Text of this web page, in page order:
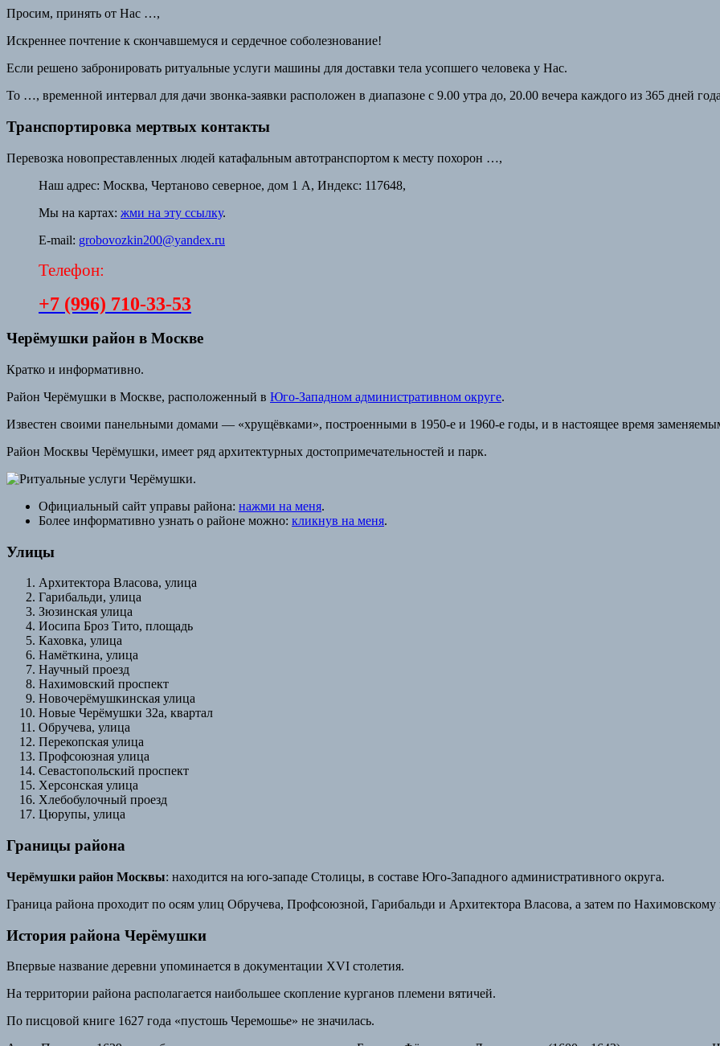
Просим, принять от Нас …,
Искреннее почтение к скончавшемуся и сердечное соболезнование!
Если решено забронировать ритуальные услуги машины для доставки тела усопшего человека у Нас.
То …, временной интервал для дачи звонка-заявки расположен в диапазоне с 9.00 утра до, 20.00 вечера каждого из 365 дней
Транспортировка мертвых контакты
Перевозка новопреставленных людей катафальным автотранспортом к месту похорон …,
Наш адрес: Москва, Чертаново северное, дом 1 А, Индекс: 117648,
Мы на картах: жми на эту ссылку.
E-mail: grobovozkin200@yandex.ru
Телефон:
+7 (996) 710-33-53
Черёмушки район в Москве
Кратко и информативно.
Район Черёмушки в Москве, расположенный в Юго-Западном административном округе.
Известен своими панельными домами — «хрущёвками», построенными в 1950-е и 1960-е годы, и в настоящее время
Район Москвы Черёмушки, имеет ряд архитектурных достопримечательностей и парк.
Официальный сайт управы района: нажми на меня.
Более информативно узнать о районе можно: кликнув на меня.
Улицы
Архитектора Власова, улица
Гарибальди, улица
Зюзинская улица
Иосипа Броз Тито, площадь
Каховка, улица
Намёткина, улица
Научный проезд
Нахимовский проспект
Новочерёмушкинская улица
Новые Черёмушки 32а, квартал
Обручева, улица
Перекопская улица
Профсоюзная улица
Севастопольский проспект
Херсонская улица
Хлебобулочный проезд
Цюрупы, улица
Границы района
Черёмушки район Москвы: находится на юго-западе Столицы, в составе Юго-Западного административного округа.
Граница района проходит по осям улиц Обручева, Профсоюзной, Гарибальди и Архитектора Власова, а затем по
История района Черёмушки
Впервые название деревни упоминается в документации XVI столетия.
На территории района располагается наибольшее скопление курганов племени вятичей.
По писцовой книге 1627 года «пустошь Черемошье» не значилась.